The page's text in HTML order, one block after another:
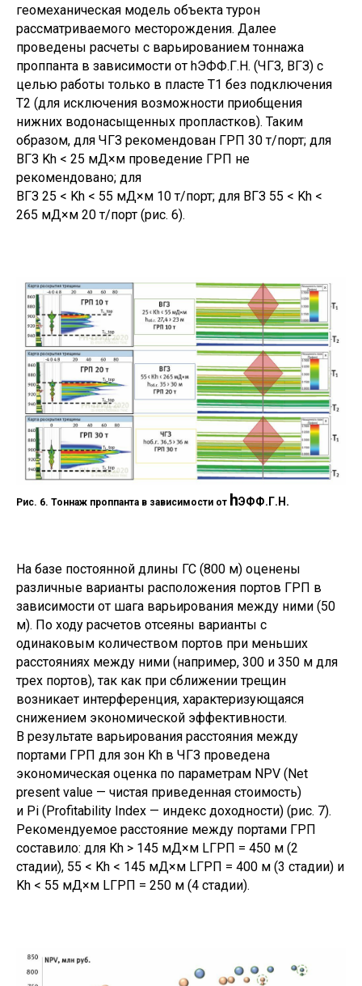
геомеханическая модель объекта турон
рассматриваемого месторождения. Далее
проведены расчеты с варьированием тоннажа
проппанта в зависимости от hЭФФ.Г.Н. (ЧГЗ, ВГЗ) с
целью работы только в пласте Т1 без подключения
Т2 (для исключения возможности приобщения
нижних водонасыщенных пропластков). Таким
образом, для ЧГЗ рекомендован ГРП 30 т/порт; для
ВГЗ Kh < 25 мД×м проведение ГРП не
рекомендовано; для
ВГЗ 25 < Kh < 55 мД×м 10 т/порт; для ВГЗ 55 < Kh <
265 мД×м 20 т/порт (рис. 6).
Рис. 6. Тоннаж проппанта в зависимости от hЭФФ.Г.Н.
На базе постоянной длины ГС (800 м) оценены
различные варианты расположения портов ГРП в
зависимости от шага варьирования между ними (50
м). По ходу расчетов отсеяны варианты с
одинаковым количеством портов при меньших
расстояниях между ними (например, 300 и 350 м для
трех портов), так как при сближении трещин
возникает интерференция, характеризующаяся
снижением экономической эффективности.
В результате варьирования расстояния между
портами ГРП для зон Kh в ЧГЗ проведена
экономическая оценка по параметрам NPV (Net
present value — чистая приведенная стоимость)
и Pi (Profitability Index — индекс доходности) (рис. 7).
Рекомендуемое расстояние между портами ГРП
составило: для Kh > 145 мД×м LГРП = 450 м (2
стадии), 55 < Kh < 145 мД×м LГРП = 400 м (3 стадии) и
Kh < 55 мД×м LГРП = 250 м (4 стадии).